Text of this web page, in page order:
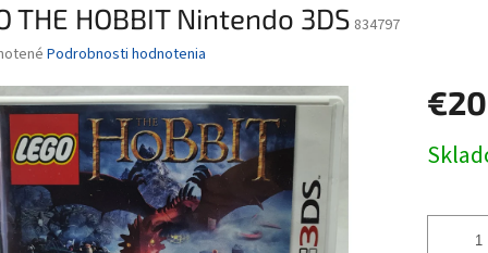
THE HOBBIT Nintendo 3DS 834797
Podrobnosti hodnotenia
€20
cena: